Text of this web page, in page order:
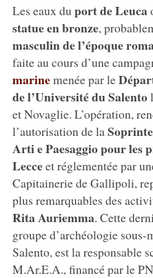
Les eaux du port de Leuca
statue en bronze,
masculin de l’époque
faite au cours d’une
marinemenée par le
de l’Université du Salento
et Novaglie. L’opération,
l’autorisation de la
Arti e Paesaggio pour les
Lecceet réglementée par
Capitainerie de Gallipoli,
plus remarquables des
Rita Auriemma. Cette
groupe d’archéologie
Salento, est la responsable
M.Ar.E.A., financé par le